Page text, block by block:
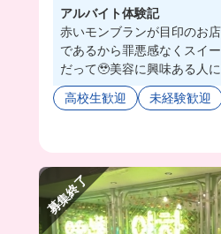
アルバイト体験記
赤いモンブランが目印のお
であるから罪悪感なくスイ
だって🥹美容に興味ある人
薄暗いからオシャレに働け
高校生歓迎 未経験歓迎
募集終了